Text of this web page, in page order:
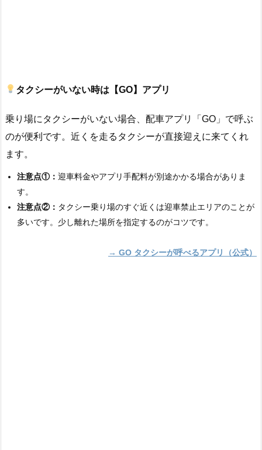
タクシーがいない時は【GO】アプリ
乗り場にタクシーがいない場合、配車アプリ「GO」で呼ぶ
のが便利です。近くを走るタクシーが直接迎えに来てくれ
ます。
注意点①： 迎車料金やアプリ手配料が別途かかる場合がありま
す。
注意点②： タクシー乗り場のすぐ近くは迎車禁止エリアのことが
多いです。少し離れた場所を指定するのがコツです。
→ GO タクシーが呼べるアプリ（公式）